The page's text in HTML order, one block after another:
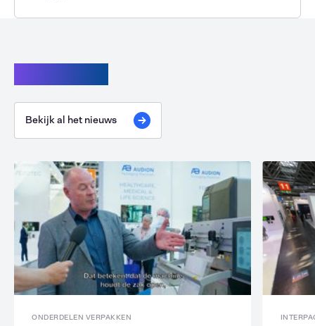
Bekijk al het nieuws
ONDERDELEN VERPAKKEN